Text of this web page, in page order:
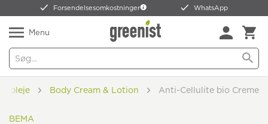
Forsendelsesomkostninger WhatsApp
Menu
pleje Body Cream & Lotion Anti-Cellulite bio Creme
BEMA